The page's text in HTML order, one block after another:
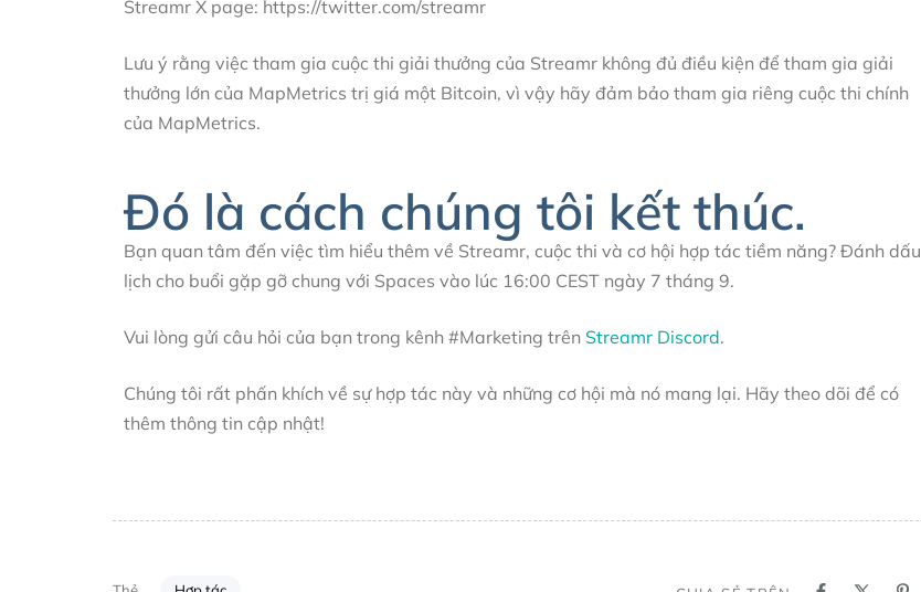
Streamr X page: https://twitter.com/streamr
Lưu ý rằng việc tham gia cuộc thi giải thưởng của Streamr không đủ điều kiện để tham gia giải
thưởng lớn của MapMetrics trị giá một Bitcoin, vì vậy hãy đảm bảo tham gia riêng cuộc thi chính
của MapMetrics.
Đó là cách chúng tôi kết thúc.
Bạn quan tâm đến việc tìm hiểu thêm về Streamr, cuộc thi và cơ hội hợp tác tiềm năng? Đánh dấu
lịch cho buổi gặp gỡ chung với Spaces vào lúc 16:00 CEST ngày 7 tháng 9.
Vui lòng gửi câu hỏi của bạn trong kênh #Marketing trên Streamr Discord.
Chúng tôi rất phấn khích về sự hợp tác này và những cơ hội mà nó mang lại. Hãy theo dõi để có
thêm thông tin cập nhật!